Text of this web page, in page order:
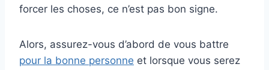
forcer les choses, ce n’est pas bon signe.
Alors, assurez-vous d’abord de vous battre
pour la bonne personne et lorsque vous serez